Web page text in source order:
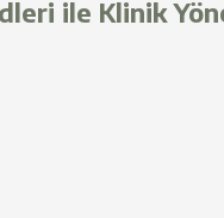
ile Klinik